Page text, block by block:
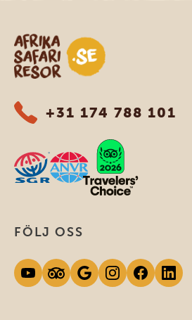
Safari-resor i Afrika
+31 174 788 101
FÖLJ OSS